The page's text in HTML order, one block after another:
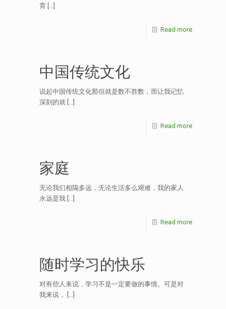
育
Read more
中国传统文化
说起中国传统文化那但就是数不胜数，而让我记忆
深刻的就
Read more
家庭
无论我们相隔多远，无论生活多么艰难，我的家人
永远是我
Read more
随时学习的快乐
对有些人来说，学习不是一定要做的事情。可是对
我来说，